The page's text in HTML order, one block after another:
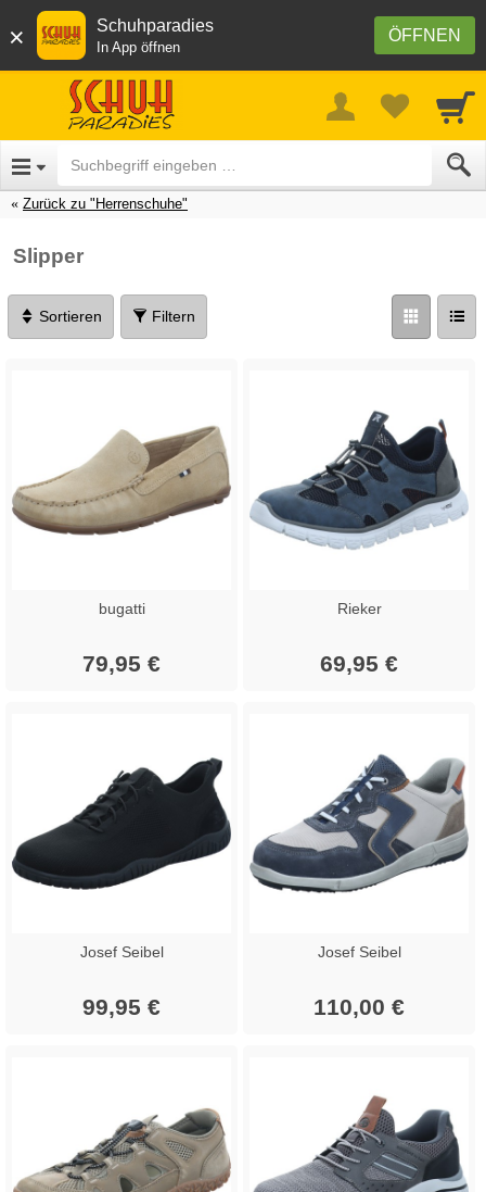
× ÖFFNEN
Schuhparadies
In App öffnen
Zurück zu "Herrenschuhe"
Slipper
Sortieren Filtern
bugatti
79,95 €
Rieker
69,95 €
Josef Seibel
99,95 €
Josef Seibel
110,00 €